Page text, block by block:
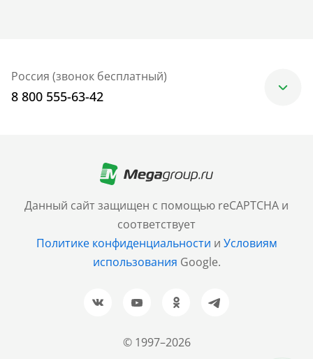
© 1997–2026
Данный сайт защищен с помощью reCAPTCHA и
соответствует
Политике конфиденциальности и Условиям
использования Google.
Россия (звонок бесплатный)
8 800 555-63-42
+7 (499) 705-30-10
Санкт-Петербург
+7 (812) 600-77-33
Барнаул
+7 (961) 999-93-93
Новосибирск